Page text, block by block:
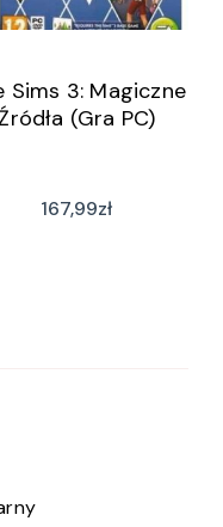
Sims 3: Magiczne
(Gra PC)
167,99zł